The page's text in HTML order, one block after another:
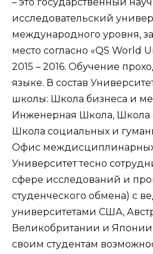
исследовательский
международного уровня,
место согласно «QS World
2015 – 2016. Обучение
языке. В состав
школы: Школа бизнеса и
Инженерная Школа, Школа
Школа социальных и
Офис
Университет тесно
сфере исследований и
студенческого обмена) с
университетами США,
Великобритании и
своим студентам